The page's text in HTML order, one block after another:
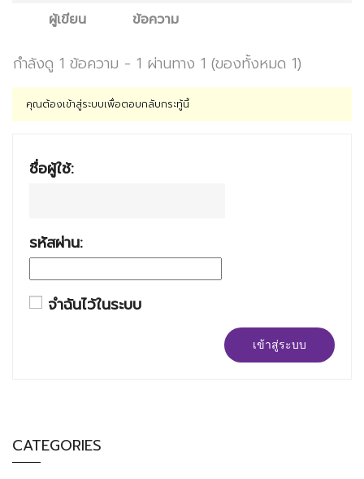
ผู้เขียน
ข้อความ
กำลังดู 1 ข้อความ - 1 ผ่านทาง 1 (ของทั้งหมด 1)
คุณต้องเข้าสู่ระบบเพื่อตอบกลับกระทู้นี้
ชื่อผู้ใช้:
รหัสผ่าน:
จำฉันไว้ในระบบ
เข้าสู่ระบบ
CATEGORIES